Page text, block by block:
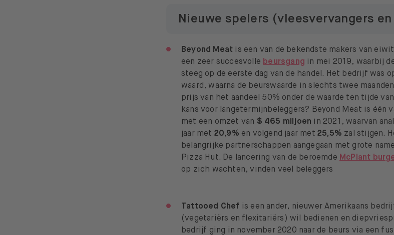
Nieuwe spelers (vleesvervangers
Beyond Meat is een van de bekendste makers van
een zeer succesvolle beursgang in mei 2019, waarbij
steeg op de eerste dag van de handel. Het bedrijf was
waard, waarna de beurswaarde in slechts twee
prijs van het aandeel 50% onder de waarde ten tijde
kans voor langetermijnbeleggers? Beyond Meat is één
met een omzet van $ 465 miljoen in 2021, waarvan
jaar met 20,9% en volgend jaar met25,5% zal stijgen.
belangrijke partnerschappen aangegaan met grote
Pizza Hut. De lancering van de beroemde McPlant
op zich wachten, vinden veel beleggers
Tattooed Chef is een ander, nieuwer Amerikaans
(vegetariërs en flexitariërs) wil bedienen en
bedrijf ging in november 2020 naar de beurs via een